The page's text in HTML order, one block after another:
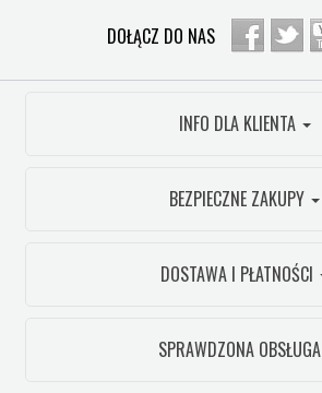
DOŁĄCZ DO NAS
INFO DLA KLIENTA
BEZPIECZNE ZAKUPY
DOSTAWA I PŁATNOŚCI
SPRAWDZONA OBSŁUGA